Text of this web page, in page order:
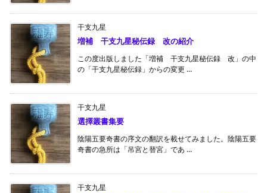
干支九星
増補 干支九星秘伝録 改の紹介
この度出版しました「増補 干支九星秘伝録 改」の中
の「干支九星秘伝録」からの変更 ...
干支九星
選擇叢書集要
陰陽五要奇書の序文の翻訳を載せてみました。陰陽五要
奇書の急所は「吊宮と替宮」であ ...
干支九星